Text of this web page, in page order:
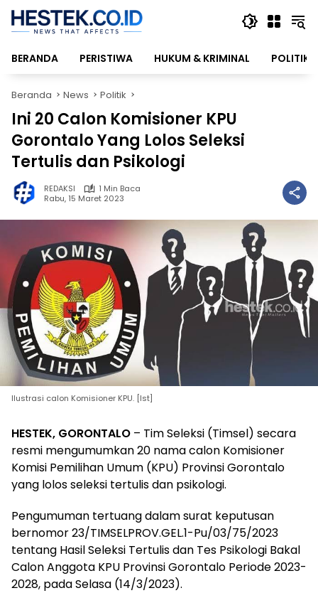
Langsung
konten
BERANDA
PERISTIWA HUKUM & KRIMINAL POLITIK
Beranda News Politik
Ini 20 Calon Komisioner KPU
Gorontalo Yang Lolos Seleksi
Tertulis dan Psikologi
REDAKSI
1 Min Baca
Rabu, 15 Maret 2023
Ilustrasi calon Komisioner KPU. [Ist]
HESTEK, GORONTALO – Tim Seleksi (Timsel) secara
resmi mengumumkan 20 nama calon Komisioner
Komisi Pemilihan Umum (KPU) Provinsi Gorontalo
yang lolos seleksi tertulis dan psikologi.
Pengumuman tertuang dalam surat keputusan
bernomor 23/TIMSELPROV.GEL.1-Pu/03/75/2023
tentang Hasil Seleksi Tertulis dan Tes Psikologi Bakal
Calon Anggota KPU Provinsi Gorontalo Periode 2023-
2028, pada Selasa (14/3/2023).